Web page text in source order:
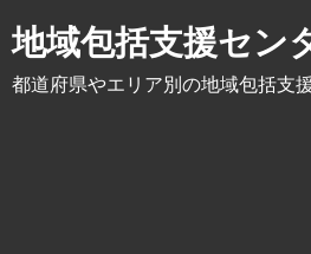
地域包括支援セン
都道府県やエリア別の地域包括支